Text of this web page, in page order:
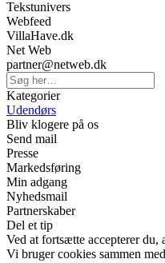
Tekstunivers
Webfeed
VillaHave.dk
Net Web
partner@netweb.dk
Kategorier
Udendørs
Bliv klogere på os
Send mail
Presse
Markedsføring
Min adgang
Nyhedsmail
Partnerskaber
Del et tip
Ved at fortsætte accepterer
Vi bruger cookies sammen